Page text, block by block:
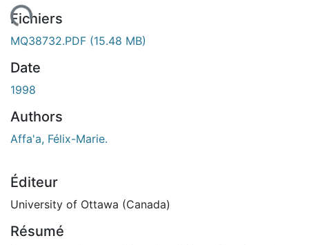
Fichiers
MQ38732.PDF (15.48 MB)
Date
1998
Authors
Affa'a, Félix-Marie.
Éditeur
University of Ottawa (Canada)
Résumé